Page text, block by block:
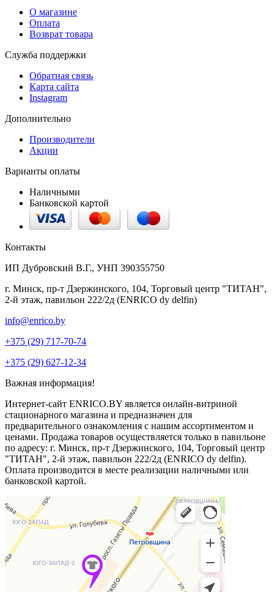
О магазине
Оплата
Возврат товара
Служба поддержки
Обратная связь
Карта сайта
Instagram
Дополнительно
Производители
Акции
Варианты оплаты
Наличными
Банковской картой
Контакты
ИП Дубровский В.Г., УНП 390355750
г. Минск, пр-т Дзержинского, 104, Торговый центр "ТИТАН",
2-й этаж, павильон 222/2д (ENRICO dy delfin)
info@enrico.by
+375 (29) 717-70-74
+375 (29) 627-12-34
Важная информация!
Интернет-сайт ENRICO.BY является онлайн-витриной
стационарного магазина и предназначен для
предварительного ознакомления с нашим ассортиментом и
ценами. Продажа товаров осуществляется только в павильоне
по адресу: г. Минск, пр-т Дзержинского, 104, Торговый центр
"ТИТАН", 2-й этаж, павильон 222/2д (ENRICO dy delfin).
Оплата производится в месте реализации наличными или
банковской картой.